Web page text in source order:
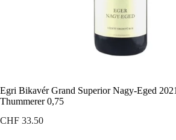
Egri Bikavér Grand Superior Nagy-Eged
Thummerer 0,75
CHF 33.50